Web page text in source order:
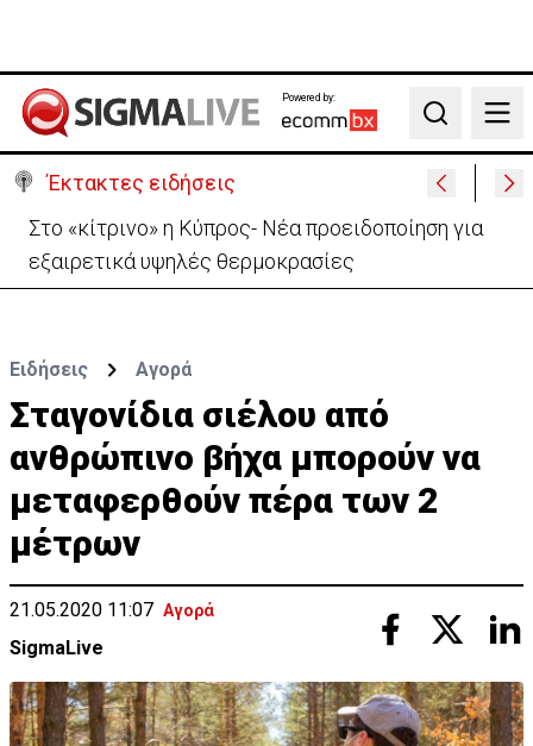
Powered by:
Search
Έκτακτες ειδήσεις
Στο «κίτρινο» η Κύπρος- Νέα προειδοποίηση για
εξαιρετικά υψηλές θερμοκρασίες
Ειδήσεις Αγορά
Σταγονίδια σιέλου από
ανθρώπινο βήχα μπορούν να
μεταφερθούν πέρα των 2
μέτρων
21.05.2020 11:07 Αγορά
SigmaLive